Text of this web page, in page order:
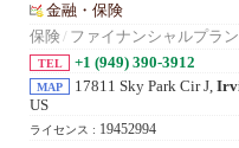
金融・保険
保険/ ファイナンシャルプラ
TEL +1 (949) 390-3912
MAP 17811 Sky Park Cir J,
US
ライセンス : 19452994